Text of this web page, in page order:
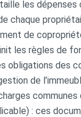
les dépenses
chaque
de
les règles de
obligations des
de
communes
: ces